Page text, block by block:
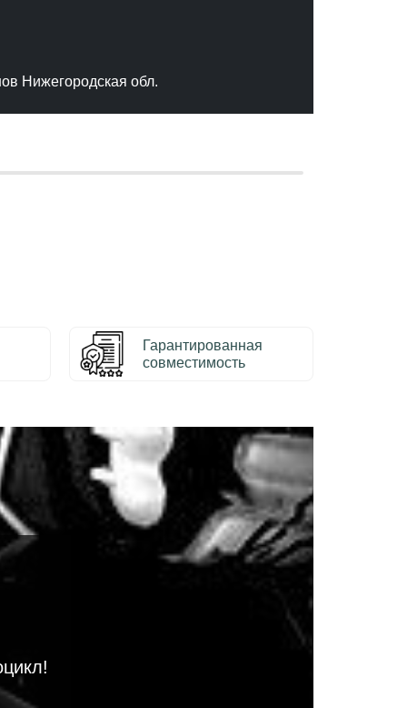
Нижегородская обл.
Гарантированная
совместимость